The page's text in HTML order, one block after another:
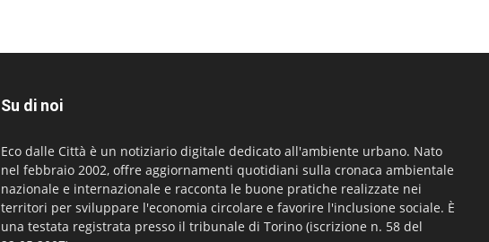
Su di noi
Eco dalle Città è un notiziario digitale dedicato all'ambiente urbano. Nato
nel febbraio 2002, offre aggiornamenti quotidiani sulla cronaca ambientale
nazionale e internazionale e racconta le buone pratiche realizzate nei
territori per sviluppare l'economia circolare e favorire l'inclusione sociale. È
una testata registrata presso il tribunale di Torino (iscrizione n. 58 del